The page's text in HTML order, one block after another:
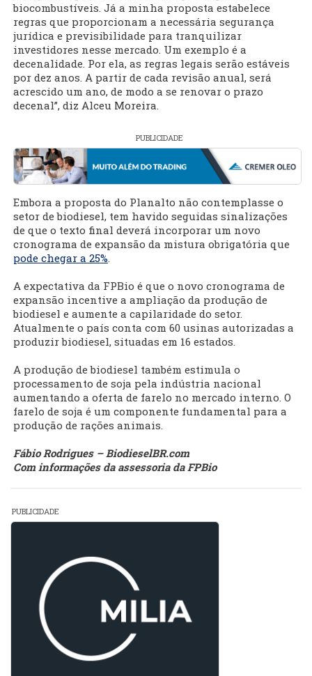
biocombustíveis. Já a minha proposta estabelece
regras que proporcionam a necessária segurança
jurídica e previsibilidade para tranquilizar
investidores nesse mercado. Um exemplo é a
decenalidade. Por ela, as regras legais serão estáveis
por dez anos. A partir de cada revisão anual, será
acrescido um ano, de modo a se renovar o prazo
decenal”, diz Alceu Moreira.
PUBLICIDADE
Embora a proposta do Planalto não contemplasse o
setor de biodiesel, tem havido seguidas sinalizações
de que o texto final deverá incorporar um novo
cronograma de expansão da mistura obrigatória que
pode chegar a 25%.
A expectativa da FPBio é que o novo cronograma de
expansão incentive a ampliação da produção de
biodiesel e aumente a capilaridade do setor.
Atualmente o país conta com 60 usinas autorizadas a
produzir biodiesel, situadas em 16 estados.
A produção de biodiesel também estimula o
processamento de soja pela indústria nacional
aumentando a oferta de farelo no mercado interno. O
farelo de soja é um componente fundamental para a
produção de rações animais.
Fábio Rodrigues – BiodieselBR.com
Com informações da assessoria da FPBio
PUBLICIDADE